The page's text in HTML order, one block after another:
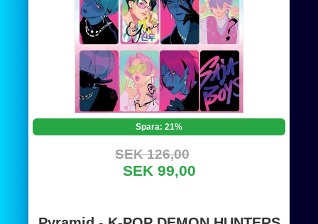
Spara: 21%
SEK 126,00
SEK 99,00